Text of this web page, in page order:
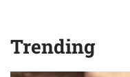
Trending